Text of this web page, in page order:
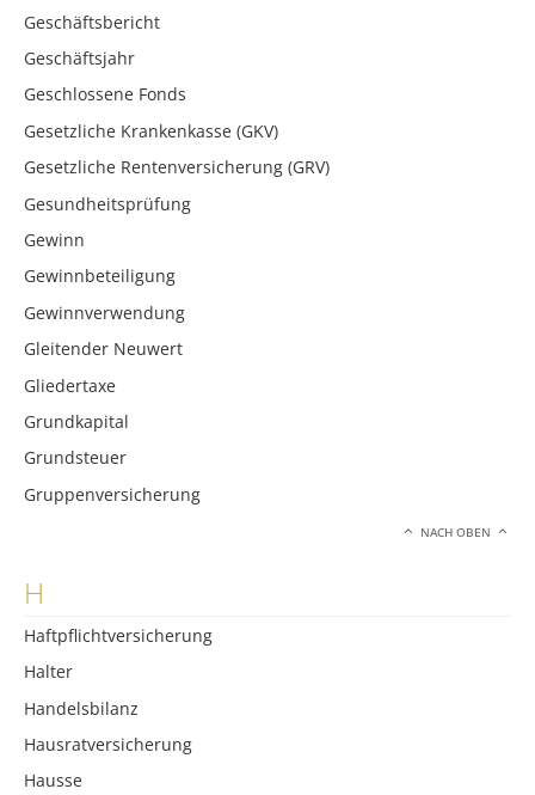
Geschäftsbericht
Geschäftsjahr
Geschlossene Fonds
Gesetzliche Krankenkasse (GKV)
Gesetzliche Rentenversicherung (GRV)
Gesundheitsprüfung
Gewinn
Gewinnbeteiligung
Gewinnverwendung
Gleitender Neuwert
Gliedertaxe
Grundkapital
Grundsteuer
Gruppenversicherung
NACH OBEN
H
Haftpflichtversicherung
Halter
Handelsbilanz
Hausratversicherung
Hausse